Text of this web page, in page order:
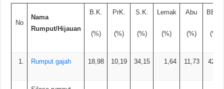
No
Nama
Rumput/Hijauan
B.K.
(%)
PrK.
(%)
S.K.
(%)
Lemak
(%)
Abu
(%)
BETN
(%)
1. Rumput gajah 18,98 10,19 34,15 1,64 11,73 42,29